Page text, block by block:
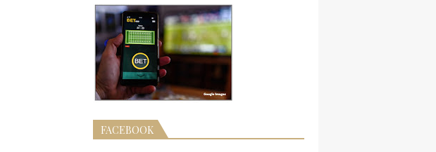
FACEBOOK